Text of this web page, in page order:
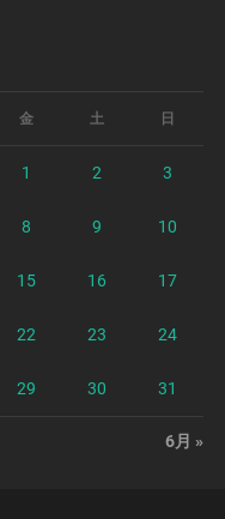
金 土 日
1 2 3
8 9 10
15 16 17
22 23 24
29 30 31
6月 »